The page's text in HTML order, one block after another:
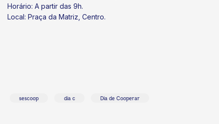
Horário: A partir das 9h.
Local: Praça da Matriz, Centro.
sescoop dia c Dia de Cooperar